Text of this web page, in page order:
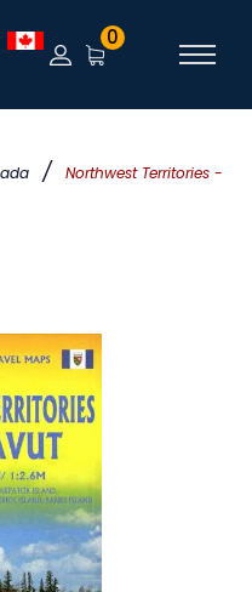
/
Northwest Territories -
0